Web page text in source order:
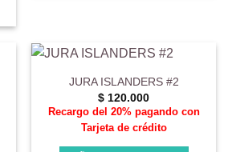
JURA ISLANDERS #2
$ 120.000
Recargo del 20% pagando con
Tarjeta de crédito